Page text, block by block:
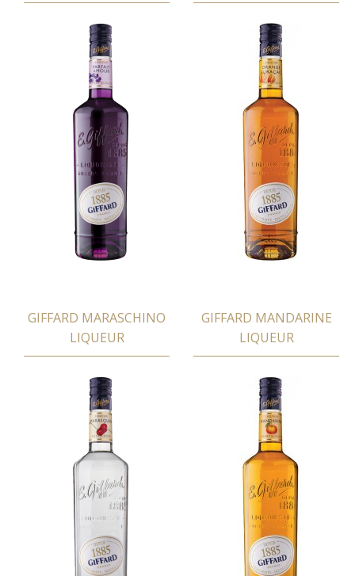
GIFFARD MARASCHINO
LIQUEUR
GIFFARD MANDARINE
LIQUEUR